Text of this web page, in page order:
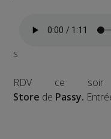
s
RDV ce
Store de Passy.